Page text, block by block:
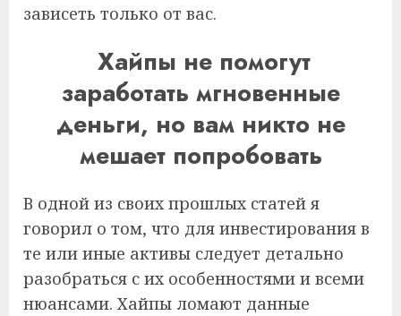
зависеть только от вас.
Хайпы не помогут
заработать мгновенные
деньги, но вам никто не
мешает попробовать
В одной из своих прошлых статей я
говорил о том, что для инвестирования в
те или иные активы следует детально
разобраться с их особенностями и всеми
нюансами. Хайпы ломают данные